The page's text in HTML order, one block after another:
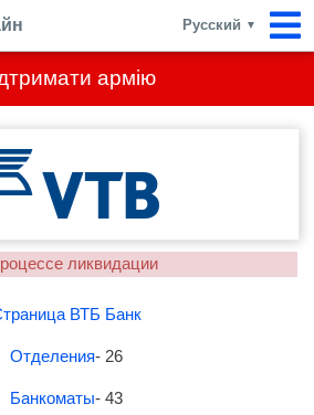
армію
Русский ▼
ликвидации
ВТБ Банк
Отделения- 26
Банкоматы- 43